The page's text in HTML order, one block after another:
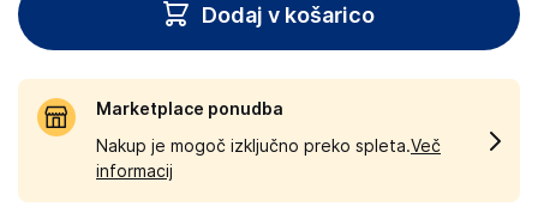
Dodaj v košarico
Marketplace ponudba
Nakup je mogoč izključno preko spleta.Več
informacij